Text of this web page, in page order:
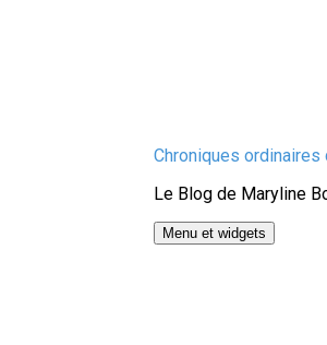
Chroniques
Le Blog de Maryline
Menu et widgets